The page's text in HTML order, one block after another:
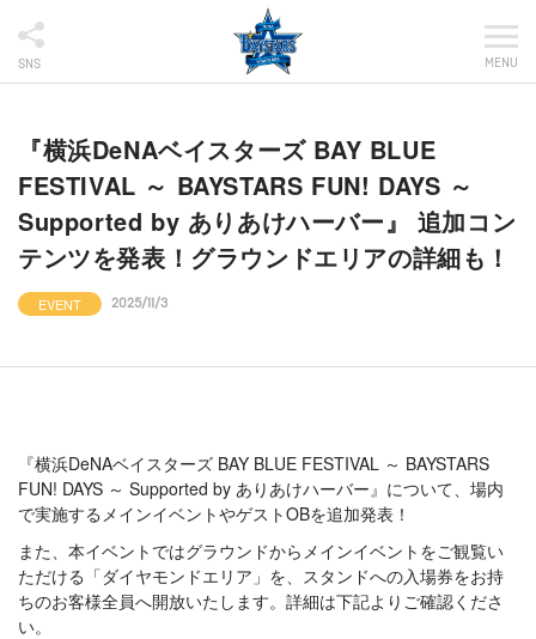
SNS MENU
『横浜DeNAベイスターズ BAY BLUE
FESTIVAL ～ BAYSTARS FUN! DAYS ～
Supported by ありあけハーバー』 追加コン
テンツを発表！グラウンドエリアの詳細も！
EVENT 2025/11/3
『横浜DeNAベイスターズ BAY BLUE FESTIVAL ～ BAYSTARS
FUN! DAYS ～ Supported by ありあけハーバー』について、場内
で実施するメインイベントやゲストOBを追加発表！
また、本イベントではグラウンドからメインイベントをご観覧い
ただける「ダイヤモンドエリア」を、スタンドへの入場券をお持
ちのお客様全員へ開放いたします。詳細は下記よりご確認くださ
い。